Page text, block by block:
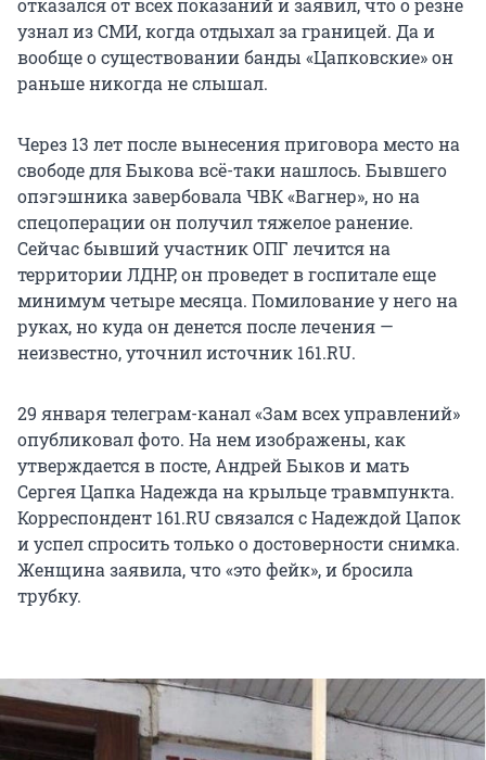
узнал из СМИ, когда отдыхал за границей. Да и
вообще о существовании банды «Цапковские» он
раньше никогда не слышал.
Через 13 лет после вынесения приговора место на
свободе для Быкова всё-таки нашлось. Бывшего
опэгэшника завербовала ЧВК «Вагнер», но на
спецоперации он получил тяжелое ранение.
Сейчас бывший участник ОПГ лечится на
территории ЛДНР, он проведет в госпитале еще
минимум четыре месяца. Помилование у него на
руках, но куда он денется после лечения —
неизвестно, уточнил источник 161.RU.
29 января телеграм-канал «Зам всех управлений»
опубликовал фото. На нем изображены, как
утверждается в посте, Андрей Быков и мать
Сергея Цапка Надежда на крыльце травмпункта.
Корреспондент 161.RU связался с Надеждой Цапок
и успел спросить только о достоверности снимка.
Женщина заявила, что «это фейк», и бросила
трубку.